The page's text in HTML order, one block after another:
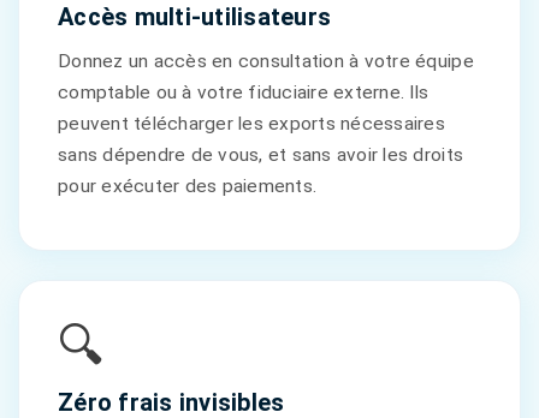
Accès multi-utilisateurs
Donnez un accès en consultation à votre équipe
comptable ou à votre fiduciaire externe. Ils
peuvent télécharger les exports nécessaires
sans dépendre de vous, et sans avoir les droits
pour exécuter des paiements.
🔍
Zéro frais invisibles